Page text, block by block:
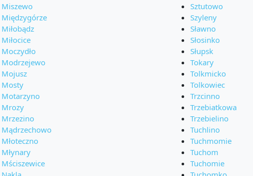
Miszewo
Międzygórze
Miłobądz
Miłocice
Moczydło
Modrzejewo
Mojusz
Mosty
Motarzyno
Mrozy
Mrzezino
Mądrzechowo
Młoteczno
Młynary
Mściszewice
Sztutowo
Szyleny
Sławno
Słosinko
Słupsk
Tokary
Tolkmicko
Tolkowiec
Trzcinno
Trzebiatkowa
Trzebielino
Tuchlino
Tuchmomie
Tuchom
Tuchomie